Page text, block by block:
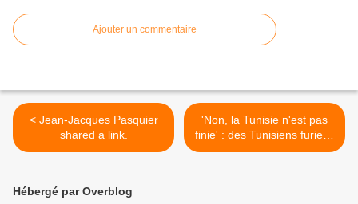
Ajouter un commentaire
< Jean-Jacques Pasquier
shared a link.
'Non, la Tunisie n'est pas
finie' : des Tunisiens furieux
répondent à Libération >
Hébergé par Overblog